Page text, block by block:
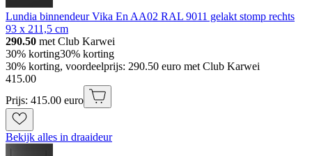
Lundia binnendeur Vika En AA02 RAL 9011 gelakt stomp rechts
93 x 211,5 cm
290.50 met Club Karwei
30% korting30% korting
30% korting, voordeelprijs: 290.50 euro met Club Karwei
415.00
Prijs: 415.00 euro
Bekijk alles in draaideur